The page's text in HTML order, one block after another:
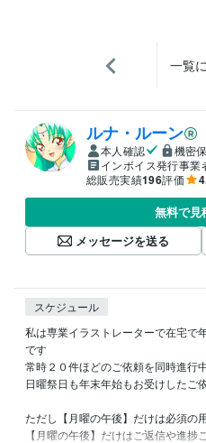
一覧
ルナ・ルーン
本人確認 機密
インボイス発行事業
総販売実績196評価
無料で見
メッセージを送る
スケジュール
私は専業イラストレーターで在宅で
です
常時２０件ほどのご依頼を同時進行
日曜祭日も年末年始もお受けしたご
ただし【月曜の午後】だけは必須の
【月曜の午後】だけはご返信や進捗